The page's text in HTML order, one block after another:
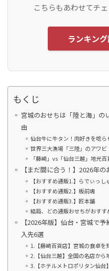
こちらもあわせてチ
ランキン
もくじ
宮城のおせちは「陸と海」の
由
仙台牛に牛タン！肉好きを唸ら
世界三大漁場「三陸」のアワ
「藤崎」vs「仙台三越」地元
【まだ間に合う！】2026年
【おすすめ通販1.】らでぃっし
【おすすめ通販2.】板前魂
【おすすめ通販3.】匠本舗
結局、どの通販おせちがおすす
【2026年版】仙台・宮城で
入先6選
1.【藤崎百貨店】宮城の食卓
2.【仙台三越】全国の名店から
3.【ホテルメトロポリタン仙